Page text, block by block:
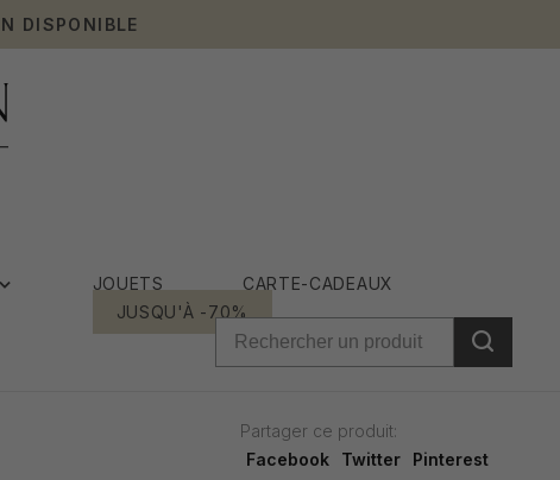
DISPONIBLE
JOUETS
CARTE-CADEAUX
JUSQU'À -70%
Partager ce produit:
Facebook
Twitter Pinterest